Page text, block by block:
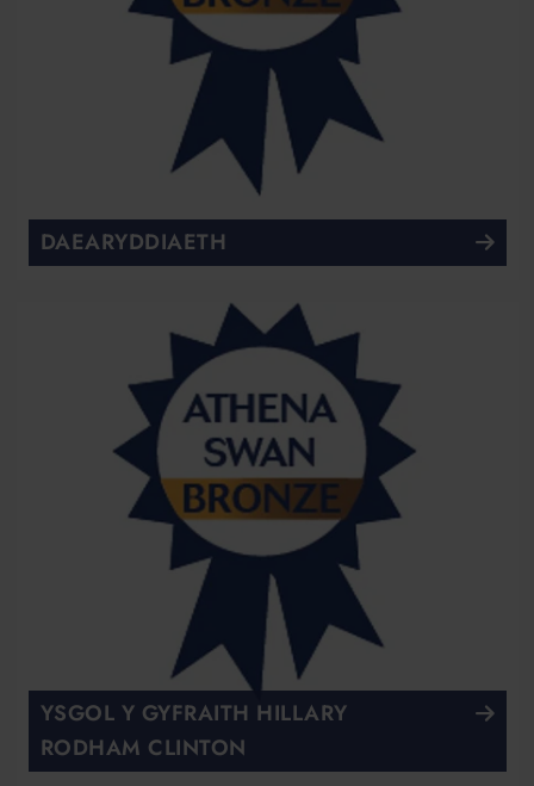
DAEARYDDIAETH
YSGOL Y GYFRAITH HILLARY
RODHAM CLINTON